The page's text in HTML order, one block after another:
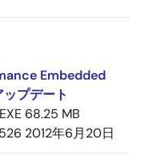
Embedded
プデート
EXE 68.25 MB
2012年6月20日